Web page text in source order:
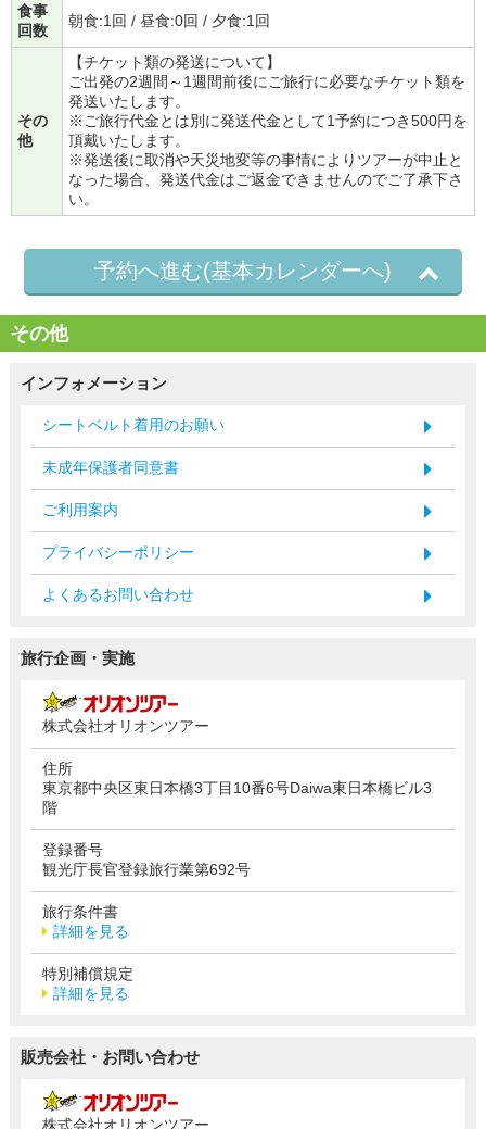
食事
回数
朝食:1回 / 昼食:0回 / 夕食:1回
その
他
【チケット類の発送について】
ご出発の2週間～1週間前後にご旅行に必要なチケット類を
発送いたします。
※ご旅行代金とは別に発送代金として1予約につき500円を
頂戴いたします。
※発送後に取消や天災地変等の事情によりツアーが中止と
なった場合、発送代金はご返金できませんのでご了承下さ
い。
予約へ進む(基本カレンダーへ)
その他
インフォメーション
シートベルト着用のお願い
未成年保護者同意書
ご利用案内
プライバシーポリシー
よくあるお問い合わせ
旅行企画・実施
株式会社オリオンツアー
住所
東京都中央区東日本橋3丁目10番6号Daiwa東日本橋ビル3
階
登録番号
観光庁長官登録旅行業第692号
旅行条件書
詳細を見る
特別補償規定
詳細を見る
販売会社・お問い合わせ
株式会社オリオンツアー